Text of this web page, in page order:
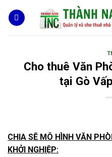
Cho thuê Văn
tại Gò
CHIA SẼ MÔ HÌNH VĂN
KHỞI NGHIỆP: